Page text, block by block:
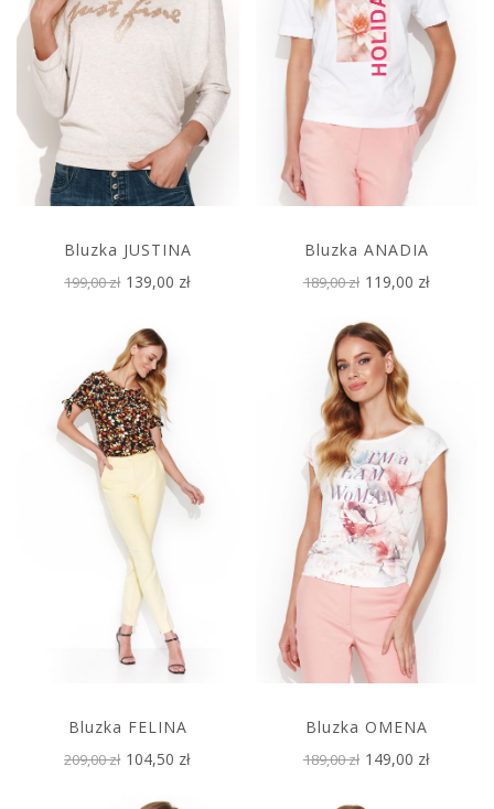
Bluzka JUSTINA
199,00 zł 139,00 zł
Bluzka ANADIA
189,00 zł 119,00 zł
Bluzka FELINA
209,00 zł 104,50 zł
Bluzka OMENA
189,00 zł 149,00 zł